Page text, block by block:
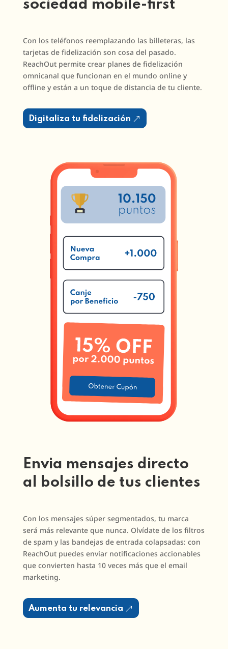
sociedad mobile-first
Con los teléfonos reemplazando las billeteras, las
tarjetas de fidelización son cosa del pasado.
ReachOut permite crear planes de fidelización
omnicanal que funcionan en el mundo online y
offline y están a un toque de distancia de tu cliente.
Digitaliza tu fidelización
Envia mensajes directo
al bolsillo de tus clientes
Con los mensajes súper segmentados, tu marca
será más relevante que nunca. Olvídate de los filtros
de spam y las bandejas de entrada colapsadas: con
ReachOut puedes enviar notificaciones accionables
que convierten hasta 10 veces más que el email
marketing.
Aumenta tu relevancia